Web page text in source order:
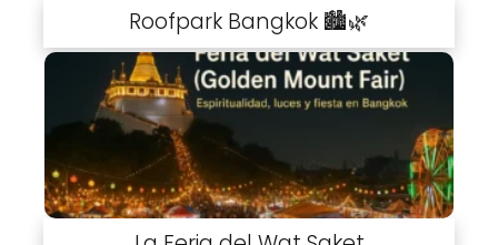
Roofpark Bangkok 🏙️🌿